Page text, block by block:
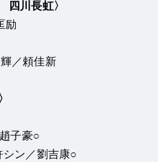
川長虹〉
励
／頼佳新
子豪○
ン／劉吉康○